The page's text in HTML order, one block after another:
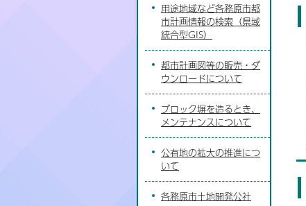
用途地域など各務原市都
市計画情報の検索（県域
統合型GIS）
都市計画図等の販売・ダ
ウンロードについて
ブロック塀を造るとき、
メンテナンスについて
公有地の拡大の推進につ
いて
各務原市土地開発公社